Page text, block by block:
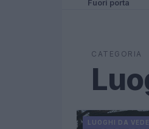
Fuori porta
CATEGORIA
LUOGHI DA